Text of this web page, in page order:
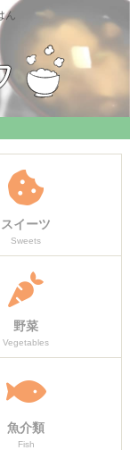
ん
スイーツ
Sweets
野菜
Vegetables
魚介類
Fish